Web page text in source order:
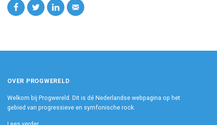
OVER PROGWERELD
Welkom bij Progwereld. Dit is dé Nederlandse webpagina op het
gebied van progressieve en symfonische rock.